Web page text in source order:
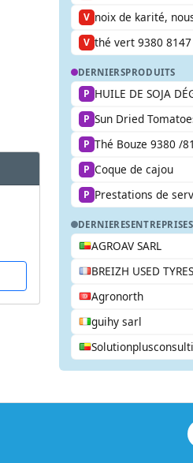
V noix de karité,
V thé vert 9380
DERNIERSPRODUITS
P HUILE DE SOJA
P Sun Dried
P Thé Bouze 9380 /
P Coque de cajou
P Prestations de
DERNIERESENTREPRISES
AGROAV SARL
BREIZH USED
Agronorth
guihy sarl